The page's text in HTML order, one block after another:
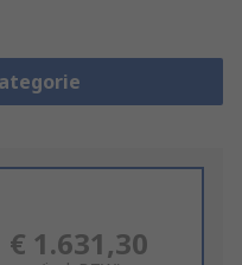
€ 1.631,30